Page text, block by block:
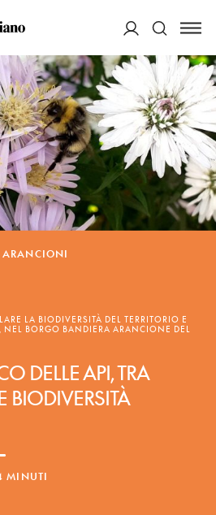
Cerca
ARANCIONI
LA BIODIVERSITÀ DEL TERRITORIO E
NEL BORGO BANDIERA ARANCIONE DEL
DELLE API, TRA
BIODIVERSITÀ
MINUTI